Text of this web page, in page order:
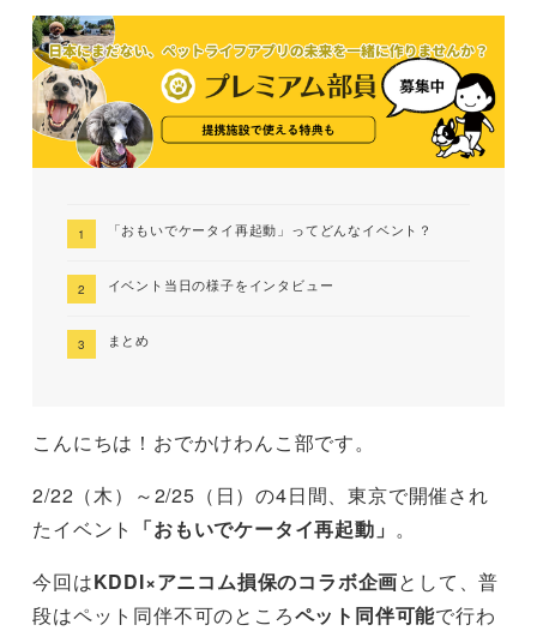
「おもいでケータイ再起動」ってどんなイベント？
イベント当日の様子をインタビュー
まとめ
こんにちは！おでかけわんこ部です。
2/22（木）～2/25（日）の4日間、東京で開催され
たイベント
「おもいでケータイ再起動」 。
今回はKDDI×アニコム損保のコラボ企画として、普
段はペット同伴不可のところペット同伴可能で行わ